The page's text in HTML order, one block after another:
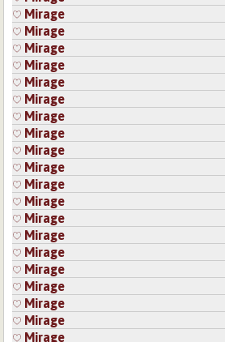
Mirage
Mirage
Mirage
Mirage
Mirage
Mirage
Mirage
Mirage
Mirage
Mirage
Mirage
Mirage
Mirage
Mirage
Mirage
Mirage
Mirage
Mirage
Mirage
Mirage